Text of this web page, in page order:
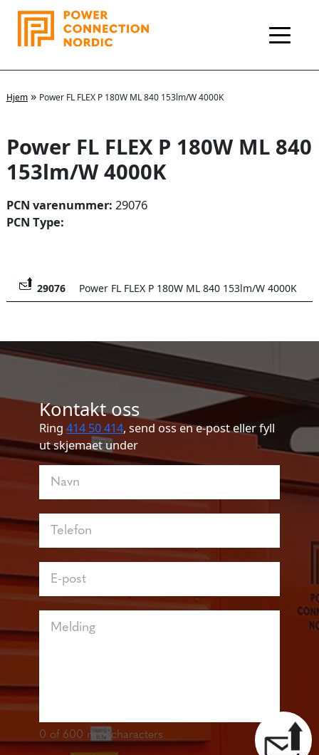
Hopp
Hjem» Power FL FLEX P 180W ML 840 153lm/W 4000K
Power FL FLEX P 180W ML 840
153lm/W 4000K
PCN varenummer: 29076
PCN Type:
29076 Power FL FLEX P 180W ML 840 153lm/W 4000K
Kontakt oss
Ring 414 50 414, send oss en e-post eller fyll
ut skjemaet under
Kontakt
oss
0 of 600 max characters